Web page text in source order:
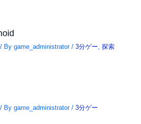
/ Bygame_administrator/3分ゲー,探索
/ Bygame_administrator/3分ゲー